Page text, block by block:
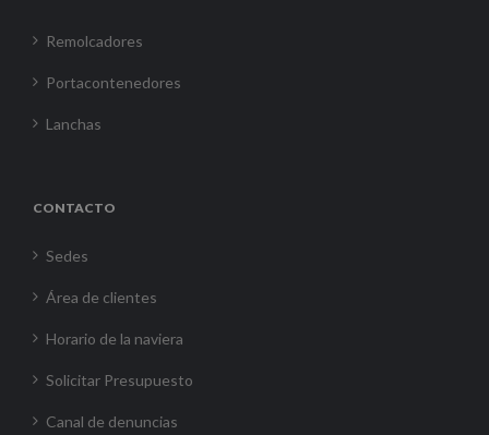
Remolcadores
Portacontenedores
Lanchas
CONTACTO
Sedes
Área de clientes
Horario de la naviera
Solicitar Presupuesto
Canal de denuncias